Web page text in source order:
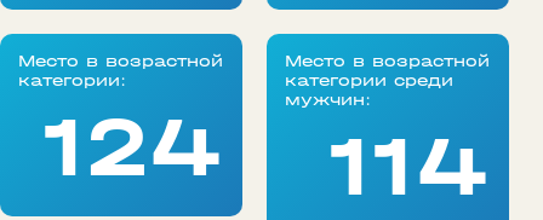
Место в возрастной
категории:
124
Место в возрастной
категории среди
мужчин:
114